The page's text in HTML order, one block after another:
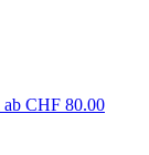
ab CHF 80.00